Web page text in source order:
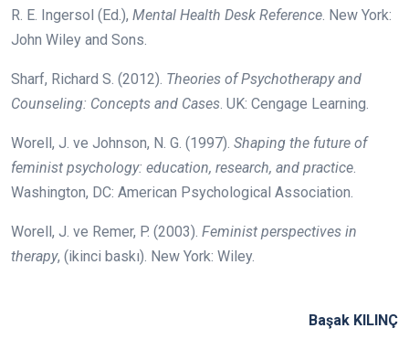
R. E. Ingersol (Ed.), Mental Health Desk Reference . New York:
John Wiley and Sons.
Sharf, Richard S. (2012). Theories of Psychotherapy and
Counseling: Concepts and Cases . UK: Cengage Learning.
Worell, J. ve Johnson, N. G. (1997). Shaping the future of
feminist psychology: education, research, and practice
Washington, DC: American Psychological Association.
Worell, J. ve Remer, P. (2003). Feminist perspectives in
therapy, (ikinci baskı). New York: Wiley.
Başak KILINÇ